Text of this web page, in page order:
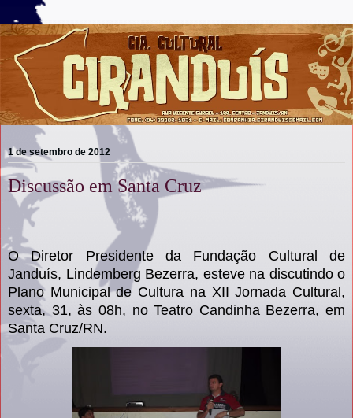
1 de setembro de 2012
Discussão em Santa Cruz
O Diretor Presidente da Fundação Cultural de
Janduís, Lindemberg Bezerra, esteve na discutindo o
Plano Municipal de Cultura na XII Jornada Cultural,
sexta, 31, às 08h, no Teatro Candinha Bezerra, em
Santa Cruz/RN.